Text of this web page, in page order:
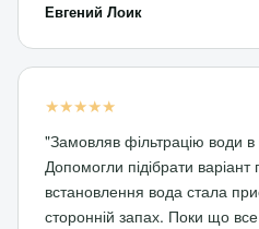
Евгений Лоик
★★★★★
"Замовляв фільтрацію води
Допомогли підібрати варіант
встановлення вода стала
сторонній запах. Поки що